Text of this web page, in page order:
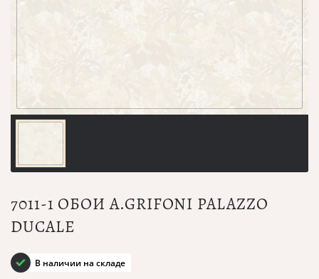
7011-1 ОБОИ A.GRIFONI PALAZZO
DUCALE
В наличии на складе